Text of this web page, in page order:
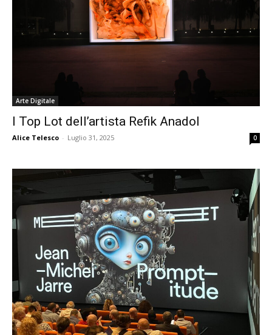
Arte Digitale
I Top Lot dell’artista Refik Anadol
Alice Telesco - Luglio 31, 2025 0